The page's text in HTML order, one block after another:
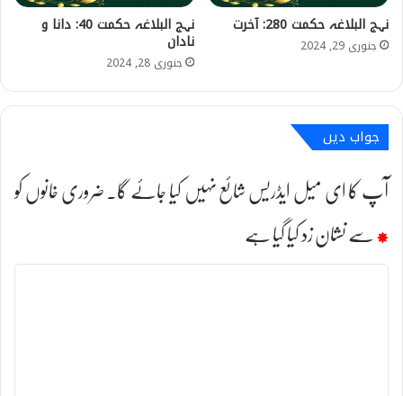
نہج البلاغہ حکمت 280: آخرت
جنوری 29, 2024
نہج البلاغہ حکمت 40: دانا و
نادان
جنوری 28, 2024
جواب دیں
آپ کا ای میل ایڈریس شائع نہیں کیا جائے گا۔ضروری خانوں کو
*سے نشان زد کیا گیا ہے
ت